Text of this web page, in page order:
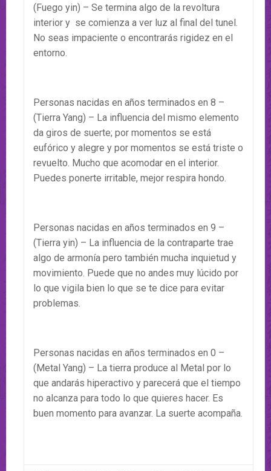
(Fuego yin) – Se termina algo de la revoltura
interior y se comienza a ver luz al final del tunel.
No seas impaciente o encontrarás rigidez en el
entorno.
Personas nacidas en años terminados en 8 –
(Tierra Yang) – La influencia del mismo elemento
da giros de suerte; por momentos se está
eufórico y alegre y por momentos se está triste o
revuelto. Mucho que acomodar en el interior.
Puedes ponerte irritable, mejor respira hondo.
Personas nacidas en años terminados en 9 –
(Tierra yin) – La influencia de la contraparte trae
algo de armonía pero también mucha inquietud y
movimiento. Puede que no andes muy lúcido por
lo que vigila bien lo que se te dice para evitar
problemas.
Personas nacidas en años terminados en 0 –
(Metal Yang) – La tierra produce al Metal por lo
que andarás hiperactivo y parecerá que el tiempo
no alcanza para todo lo que quieres hacer. Es
buen momento para avanzar. La suerte acompaña.